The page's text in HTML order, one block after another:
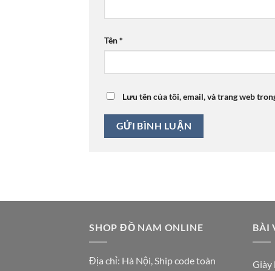
Tên*
Lưu tên của tôi, email, và trang web
SHOP ĐỒ NAM ONLINE
Địa chỉ: Hà Nội, Ship code toàn
BÀI
Giày